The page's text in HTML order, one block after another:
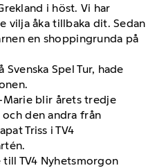
i höst. Vi har
vilja åka tillbaka dit. Sedan
en shoppingrunda på
Spel Tur, hade
blir årets tredje
den andra från
Triss i TV4
TV4 Nyhetsmorgon